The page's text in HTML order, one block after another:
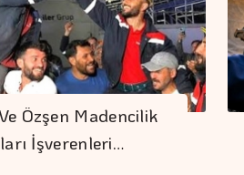
Özşen Madencilik
İşverenleri…